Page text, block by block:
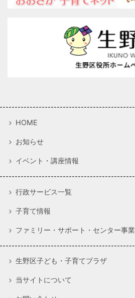
HOME
お知らせ
イベント・講座情報
行政サービス一覧
子育て情報
ファミリー・サポート・センター事業
生野区子ども・子育てプラザ
当サイトについて